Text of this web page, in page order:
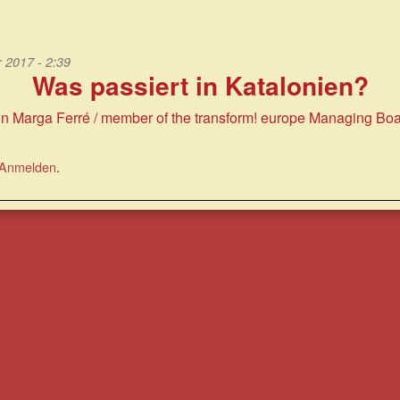
- 2:39
Was passiert in Katalonien?
Marga Ferré / member of the transform! europe Managing
.